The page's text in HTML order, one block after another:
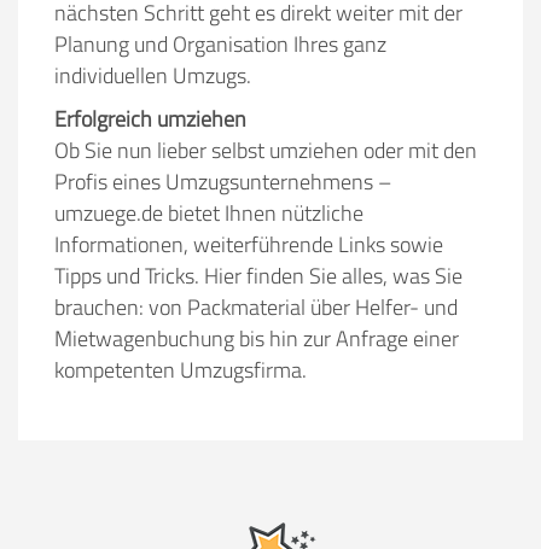
nächsten Schritt geht es direkt weiter mit der
Planung und Organisation Ihres ganz
individuellen Umzugs.
Erfolgreich umziehen
Ob Sie nun lieber selbst umziehen oder mit den
Profis eines Umzugsunternehmens –
umzuege.de bietet Ihnen nützliche
Informationen, weiterführende Links sowie
Tipps und Tricks. Hier finden Sie alles, was Sie
brauchen: von Packmaterial über Helfer- und
Mietwagenbuchung bis hin zur Anfrage einer
kompetenten Umzugsfirma.